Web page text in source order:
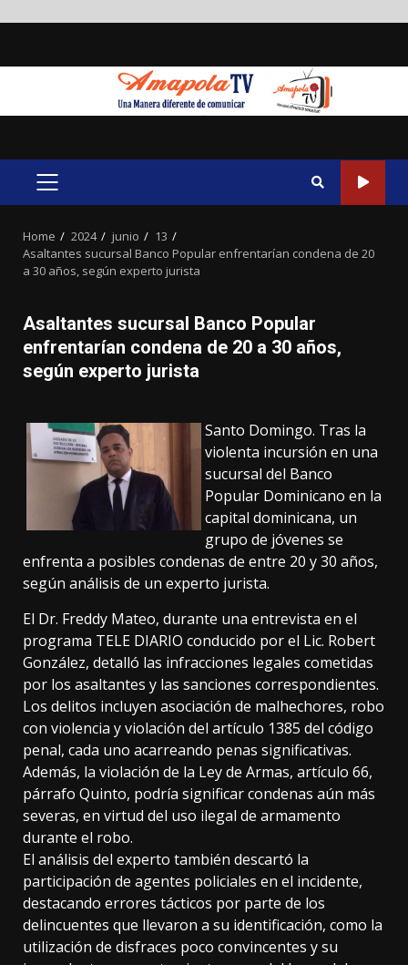
PRIMARY
Home 2024 junio
13
Asaltantes sucursal Banco Popular enfrentarían condena de 20
a 30 años, según experto jurista
Asaltantes sucursal Banco Popular
enfrentarían condena de 20 a 30 años,
según experto jurista
Santo Domingo. Tras la
violenta incursión en una
sucursal del Banco
Popular Dominicano en la
capital dominicana, un
grupo de jóvenes se
enfrenta a posibles condenas de entre 20 y 30 años,
según análisis de un experto jurista.
El Dr. Freddy Mateo, durante una entrevista en el
programa TELE DIARIO conducido por el Lic. Robert
González, detalló las infracciones legales cometidas
por los asaltantes y las sanciones correspondientes.
Los delitos incluyen asociación de malhechores, robo
con violencia y violación del artículo 1385 del código
penal, cada uno acarreando penas significativas.
Además, la violación de la Ley de Armas, artículo 66,
párrafo Quinto, podría significar condenas aún más
severas, en virtud del uso ilegal de armamento
durante el robo.
El análisis del experto también descartó la
participación de agentes policiales en el incidente,
destacando errores tácticos por parte de los
delincuentes que llevaron a su identificación, como la
utilización de disfraces poco convincentes y su